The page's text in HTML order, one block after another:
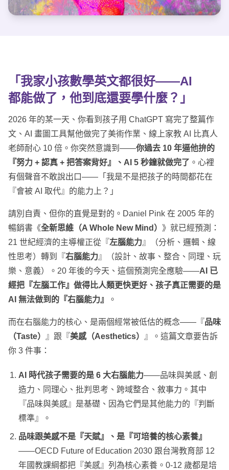
「我家小孩數學英文都很好——AI
都能做了，他到底還要學什麼？」
2026 年的某一天、你看到孩子用 ChatGPT 寫完了整篇作
文、AI 畫圖工具幫他做完了美術作業、線上家教 AI 比真人
老師耐心 10 倍。你突然意識到——你過去 10 年逼他拚的
『努力 + 認真 + 把答案背好』、AI 5 秒鐘就做完了 。心裡
有個聲音不敢說出口——「我是不是把孩子的時間都花在
『會被 AI 取代』的能力上？」
請別自責、但你的直覺是對的。Daniel Pink 在 2005 年的
暢銷書《全新思維（A Whole New Mind） 》就已經預測：
21 世紀經濟的主導權正從『左腦能力』（分析、邏輯、線
性思考）轉到『右腦能力』（設計、故事、整合、同理、玩
樂、意義）。20 年後的今天、這個預測完全應驗——AI 已
經把『左腦工作』做得比人類更快更好、孩子真正需要的是
AI 無法做到的『右腦能力』
。
而在右腦能力的核心、是兩個經常被低估的概念——『品味
（Taste）
』跟『美感（Aesthetics）
』。這篇文章要告訴
你 3 件事：
AI 時代孩子需要的是 6 大右腦能力——品味與美感、創
造力、同理心、批判思考、跨域整合、敘事力。其中
『品味與美感』是基礎、因為它們是其他能力的『判斷
標準』。
品味跟美感不是『天賦』、是『可培養的核心素養』
——OECD Future of Education 2030 跟台灣教育部 12
年國教課綱都把『美感』列為核心素養。0-12 歲都是培